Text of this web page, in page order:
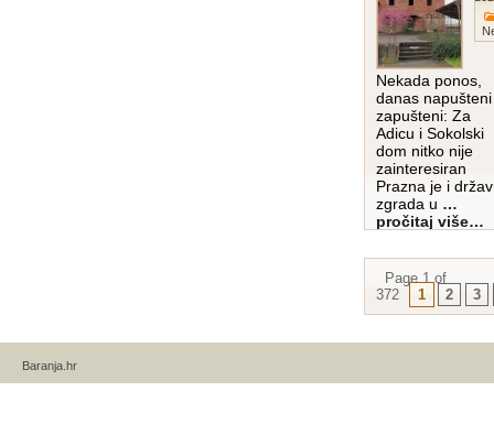
Nekada ponos,
danas
zapušteni: Za
Adicu i Sokolski
dom nitko nije
zainteresiran
Prazna je i
zgrada u …
pročitaj više…
Page 1 of
372
1 2 3
Baranja.hr